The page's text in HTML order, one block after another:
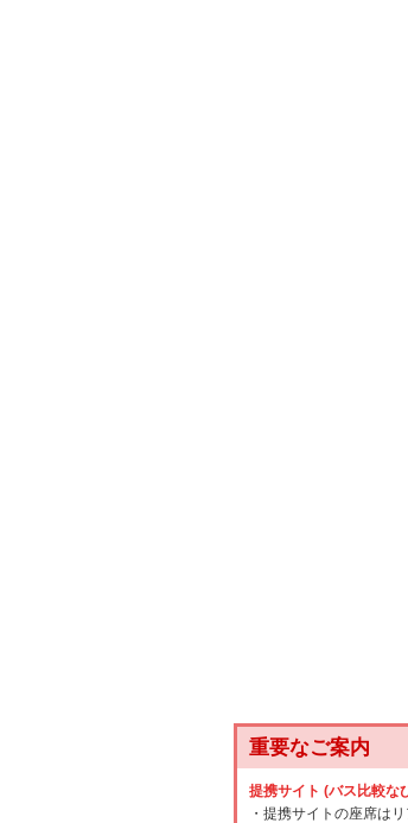
重要なご案内
提携サイト (バス比較な
・提携サイトの座席は